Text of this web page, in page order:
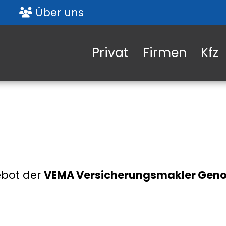
Über uns
Privat Firmen Kfz
derVEMA Versicherungsmakler